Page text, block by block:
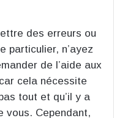
des erreurs ou
particulier, n’ayez
de l’aide aux
cela nécessite
tout et qu’il y a
vous. Cependant,